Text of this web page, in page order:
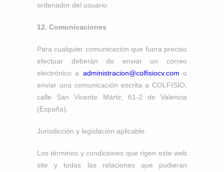
ordenador del usuario.
12. Comunicaciones
Para cualquier comunicación que fuera preciso
efectuar deberán de enviar un correo
electrónico a administracion@colfisiocv.com o
enviar una comunicación escrita a COLFISIO,
calle San Vicente Mártir, 61-2 de Valencia
(España).
Jurisdicción y legislación aplicable.
Los términos y condiciones que rigen este web
site y todas las relaciones que pudieran